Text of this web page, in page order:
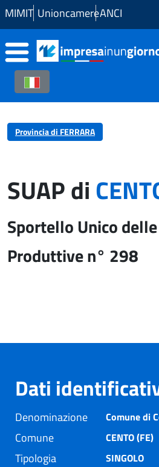
Skip to Main Content
MIMIT UnioncamereANCI
Provincia di FERRARA
SUAP di
Sportello Unico
Produttive n° 298
Dati
Denominazione Comune di
Comune CENTO (FE)
Tipologia SINGOLO